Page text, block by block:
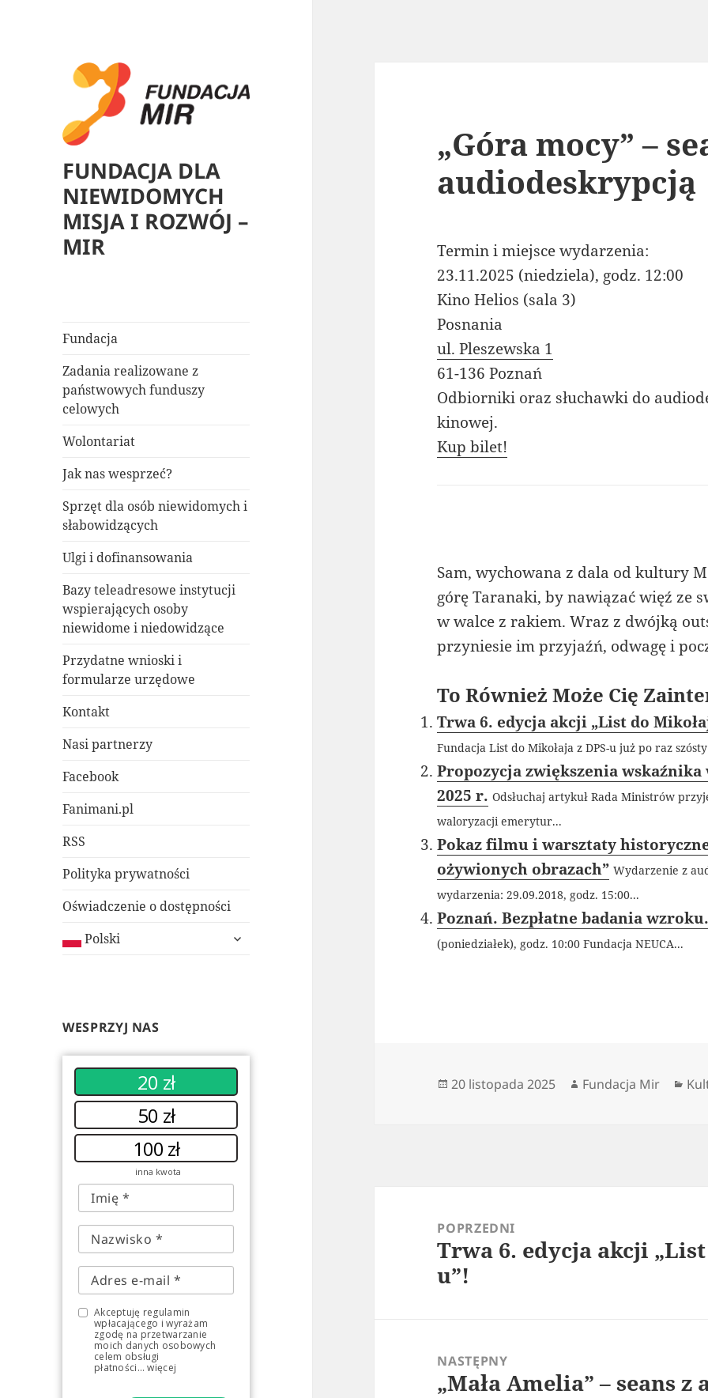
FUNDACJA DLA
NIEWIDOMYCH
MISJA I ROZWÓJ –
MIR
Fundacja
Zadania realizowane z
państwowych funduszy
celowych
Wolontariat
Jak nas wesprzeć?
Sprzęt dla osób niewidomych i
słabowidzących
Ulgi i dofinansowania
Bazy teleadresowe instytucji
wspierających osoby
niewidome i niedowidzące
Przydatne wnioski i
formularze urzędowe
Kontakt
Nasi partnerzy
Facebook
Fanimani.pl
RSS
Polityka prywatności
Oświadczenie o dostępności
Polski
rozwiń
WESPRZYJ NAS
20 zł
50 zł
100 zł
inna kwota
Akceptuję regulamin
wpłacającego i wyrażam
zgodę na przetwarzanie
moich danych osobowych
celem obsługi
płatności... więcej
„Góra mocy” –
audiodeskrypcją
Termin i miejsce wydarzenia:
23.11.2025 (niedziela), godz. 12:00
Kino Helios (sala 3)
Posnania
ul. Pleszewska 1
61-136 Poznań
Odbiorniki oraz słuchawki do
kinowej.
Kup bilet!
Sam, wychowana z dala od kultury
górę Taranaki, by nawiązać więź ze
w walce z rakiem. Wraz z dwójką
przyniesie im przyjaźń, odwagę i
To Również Może Cię
Trwa 6. edycja akcji „List do
Fundacja List do Mikołaja z DPS-u już po raz
Propozycja zwiększenia
2025 r. Odsłuchaj artykuł Rada Ministrów
waloryzacji emerytur...
Pokaz filmu i warsztaty
ożywionych obrazach” Wydarzenie z
wydarzenia: 29.09.2018, godz. 15:00...
Poznań. Bezpłatne badania wzroku.
(poniedziałek), godz. 10:00 Fundacja NEUCA...
Data
20 listopada 2025 Autor
Fundacja Mir
POPRZEDNI
Poprzedni
wpis:
Trwa 6. edycja akcji
u”!
NASTĘPNY
Następny
„Mała Amelia” – seans